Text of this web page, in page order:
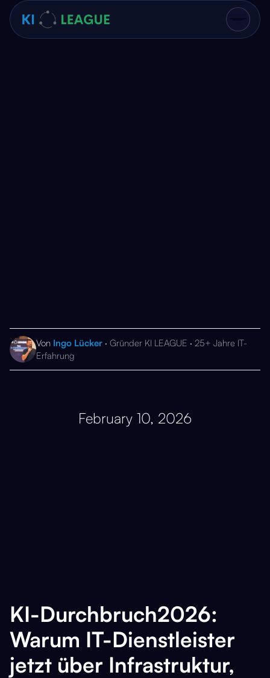
Von Ingo Lücker · Gründer KI LEAGUE · 25+ Jahre IT-
Erfahrung
February 10, 2026
KI-Durchbruch2026:
Warum IT-Dienstleister
jetzt über Infrastruktur,